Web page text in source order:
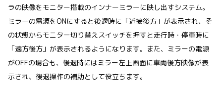
ラの映像をモニター搭載のインナーミラーに映し出すシステム。
ミラーの電源をONにすると後退時に「近接後方」が表示され、そ
の状態からモニター切り替えスイッチを押すと走行時・停車時に
「遠方後方」が表示されるようになります。また、ミラーの電源
がOFFの場合も、後退時にはミラー左上画面に車両後方映像が表
示され、後退操作の補助として役立ちます。